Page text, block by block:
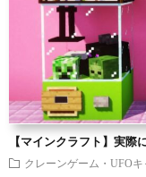
【マインクラフト】実
クレーンゲーム・UFO